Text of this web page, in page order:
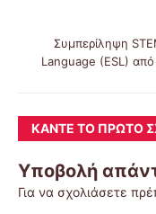
Συμπερίληψη
Language (ESL) από
ΚΆΝΤΕ ΤΟ ΠΡΏΤΟ
Υποβολή
Για να σχολιάσετε